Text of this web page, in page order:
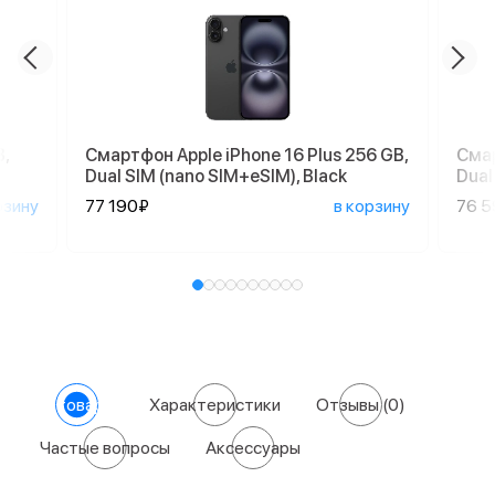
Смартфон Apple iPhone 16 Plus 256 GB,
Dual SIM (nano SIM+eSIM), Black
77 190₽
в корзину
76
О товаре Характеристики Отзывы(0)
Частые вопросы Аксессуары